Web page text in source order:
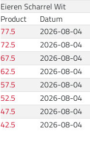
Eieren Scharrel Wit
Product
Datum
77.5
2026-08-04
72.5 2026-08-04
67.5 2026-08-04
62.5 2026-08-04
57.5 2026-08-04
52.5 2026-08-04
47.5 2026-08-04
42.5 2026-08-04